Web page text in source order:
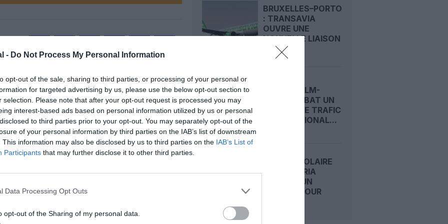
- Do Not Process My Personal Information
opt-out of the sale, sharing to third parties, or processing of your personal or
for targeted advertising by us, please use the below opt-out section to
selection. Please note that after your opt-out request is processed you may
interest-based ads based on personal information utilized by us or personal
to third parties prior to your opt-out. You may separately opt-out of the
of your personal information by third parties on the IAB’s list of downstream
This information may also be disclosed by us to third parties on the IAB’s List of
Participants that may further disclose it to other third parties.
Data Processing Opt Outs
opt-out of the Sharing of my personal data.
:
5 janvier 2018 - 9 h 19 min
aux chiffres ventilés par
à BA elle-même compares
Le différentiel est important et BA
un grand bond en avant….
les autres compagnies du
son gre et celui des dirigeants de IAG?
et qui seront surement bons au
s’empêcher de poindre: BA
BRUXELLES–PORTO
: TRANSAVIA
OUVRE UNE
NOUVELLE LIAISON
LOISIRS...
STOCKHOLM-
ARLANDA BAT UN
RECORD DE TRAFIC
INTERNATIONAL...
ECLIPSE SOLAIRE
2026 : IBERIA
AFFRÈTE UN
A321XLR POUR